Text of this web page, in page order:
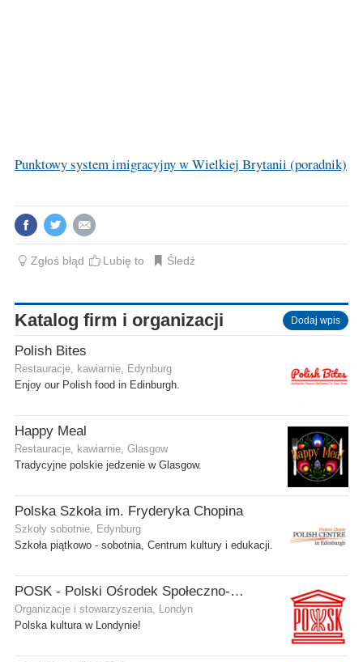
Punktowy system imigracyjny w Wielkiej Brytanii (poradnik)
Zgłoś błąd Lubię to Śledź
Katalog firm i organizacji Dodaj wpis
Polish Bites
Restauracje, kawiarnie, Edynburg
Enjoy our Polish food in Edinburgh.
Happy Meal
Restauracje, kawiarnie, Glasgow
Tradycyjne polskie jedzenie w Glasgow.
Polska Szkoła im. Fryderyka Chopina
Szkoły sobotnie, Edynburg
Szkoła piątkowo - sobotnia, Centrum kultury i edukacji.
POSK - Polski Ośrodek Społeczno-Kulturalny
Organizacje i stowarzyszenia, Londyn
Polska kultura w Londynie!